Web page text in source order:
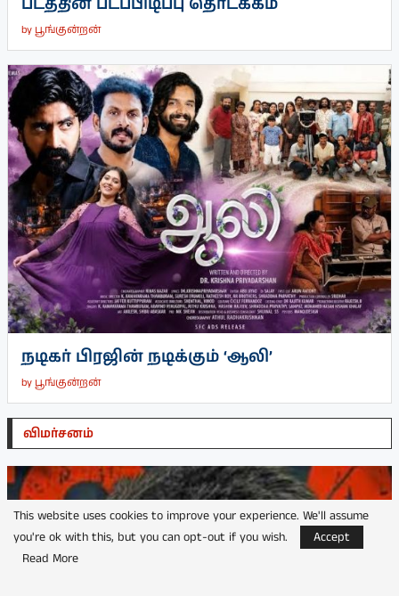
படத்தின் படப்பிடிப்பு தொடக்கம்
byபூங்குன்றன்
நடிகர் பிரஜின் நடிக்கும் ‘ஆலி’
byபூங்குன்றன்
விமர்சனம்
This website uses cookies to improve your experience. We'll assume
you're ok with this, but you can opt-out if you wish.
Accept
Read More